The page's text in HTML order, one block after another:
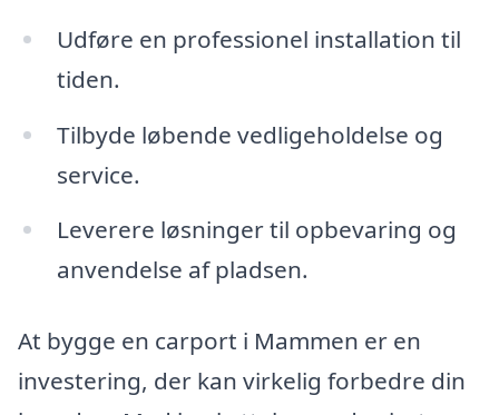
Udføre en professionel installation til
tiden.
Tilbyde løbende vedligeholdelse og
service.
Leverere løsninger til opbevaring og
anvendelse af pladsen.
At bygge en carport i Mammen er en
investering, der kan virkelig forbedre din